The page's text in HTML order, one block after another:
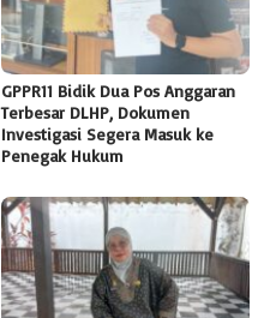
GPPR11 Bidik Dua Pos Anggaran
Terbesar DLHP, Dokumen
Investigasi Segera Masuk ke
Penegak Hukum